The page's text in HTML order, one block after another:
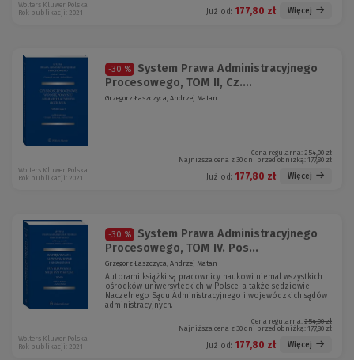
Już od: 177,80 zł Więcej
Wolters Kluwer Polska
Rok publikacji: 2021
-30 %
System Prawa Administracyjnego
Procesowego, TOM II, Cz....
Grzegorz Łaszczyca, Andrzej Matan
Cena regularna: 254,00 zł
Najniższa cena z 30 dni przed obniżką: 177,80 zł
Już od: 177,80 zł Więcej
Wolters Kluwer Polska
Rok publikacji: 2021
-30 %
System Prawa Administracyjnego
Procesowego, TOM IV. Pos...
Grzegorz Łaszczyca, Andrzej Matan
Autorami książki są pracownicy naukowi niemal wszystkich
ośrodków uniwersyteckich w Polsce, a także sędziowie
Naczelnego Sądu Administracyjnego i wojewódzkich sądów
administracyjnych.
Cena regularna: 254,00 zł
Najniższa cena z 30 dni przed obniżką: 177,80 zł
Już od: 177,80 zł Więcej
Wolters Kluwer Polska
Rok publikacji: 2021